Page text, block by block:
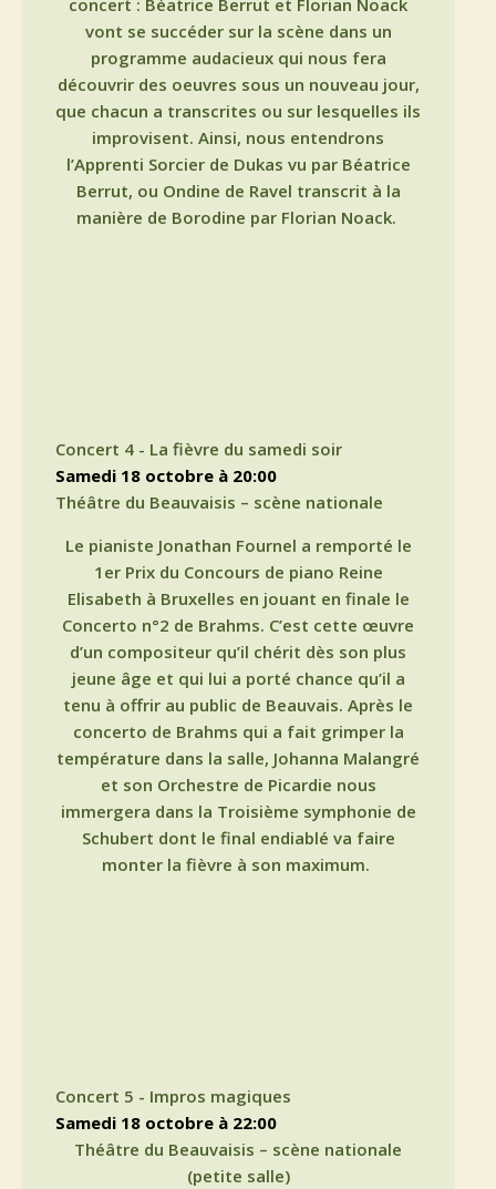
concert : Béatrice Berrut et Florian Noack
vont se succéder sur la scène dans un
programme audacieux qui nous fera
découvrir des oeuvres sous un nouveau jour,
que chacun a transcrites ou sur lesquelles ils
improvisent. Ainsi, nous entendrons
l’Apprenti Sorcier de Dukas vu par Béatrice
Berrut, ou Ondine de Ravel transcrit à la
manière de Borodine par Florian Noack.
Concert 4 - La fièvre du samedi soir
samedi 18 octobre à 20:00
Théâtre du Beauvaisis – scène nationale
Le pianiste Jonathan Fournel a remporté le
1er Prix du Concours de piano Reine
Elisabeth à Bruxelles en jouant en finale le
Concerto n°2 de Brahms. C’est cette œuvre
d’un compositeur qu’il chérit dès son plus
jeune âge et qui lui a porté chance qu’il a
tenu à offrir au public de Beauvais. Après le
concerto de Brahms qui a fait grimper la
température dans la salle, Johanna Malangré
et son Orchestre de Picardie nous
immergera dans la Troisième symphonie de
Schubert dont le final endiablé va faire
monter la fièvre à son maximum.
Concert 5 - Impros magiques
samedi 18 octobre à 22:00
Théâtre du Beauvaisis – scène nationale
(petite salle)